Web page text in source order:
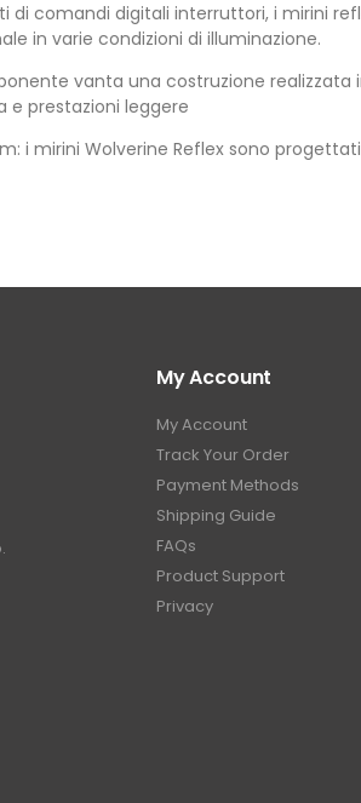
comandi digitali interruttori, i mirini
in varie condizioni di illuminazione.
vanta una costruzione
e prestazioni leggere
i mirini Wolverine Reflex sono
My Account
My Account
Track Your Order
Payment Methods
Shipping Guide
FAQs
Product Support
Privacy